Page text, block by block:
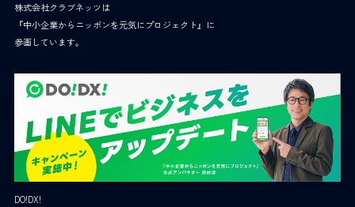
株式会社クラブネッツは
『中小企業からニッポンを元気にプロジェクト』に
参画しています。
DO!DX!